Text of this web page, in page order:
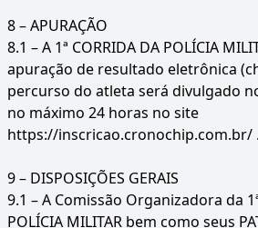
8 – APURAÇÃO
8.1 – A 1ª CORRIDA DA POLÍCIA
apuração de resultado eletrônica
percurso do atleta será divulgado
no máximo 24 horas no site
https://inscricao.cronochip.com.br/ .
9 – DISPOSIÇÕES GERAIS
9.1 – A Comissão Organizadora da
POLÍCIA MILITAR bem como seus